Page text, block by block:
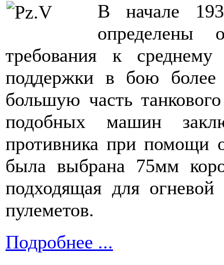
В начале
определены
требования к среднему
поддержки в бою
большую часть
подобных машин
противника при помощи
была выбрана 75мм
подходящая для
пулеметов.
Подробнее ...